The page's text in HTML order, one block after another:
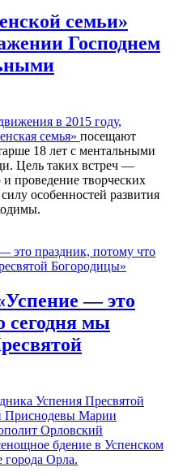
семьи»
Господнем
в 2015 году,
семья» посещают
18 лет с ментальными
Цель таких встреч —
проведение творческих
особенностей развития
— это
сегодня мы
Успения Пресвятой
Приснодевы Марии
Орловский
бдение в Успенском
города Орла.